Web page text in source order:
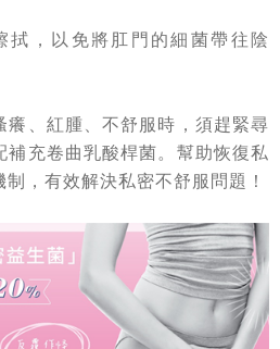
拭，以免將肛門的細菌帶往陰
癢、紅腫、不舒服時，須趕緊尋
補充卷曲乳酸桿菌。幫助恢復私
，有效解決私密不舒服問題！